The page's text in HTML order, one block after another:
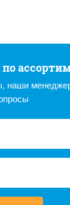
наши